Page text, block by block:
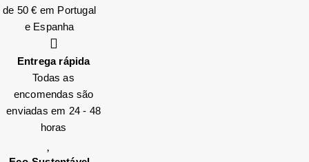
de 50 € em Portugal
e Espanha
Entrega rápida
Todas as
encomendas são
enviadas em 24 - 48
horas